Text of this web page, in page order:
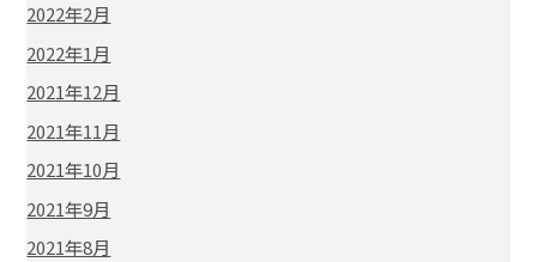
2022年2月
2022年1月
2021年12月
2021年11月
2021年10月
2021年9月
2021年8月